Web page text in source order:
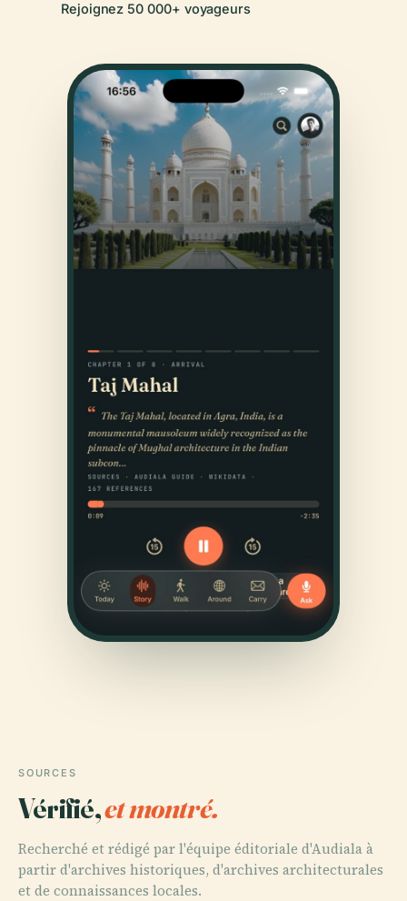
Rejoignez 50 000+ voyageurs
SOURCES
Vérifié,et montré.
Recherché et rédigé par l'équipe éditoriale d'Audiala à
partir d'archives historiques, d'archives architecturales
et de connaissances locales.